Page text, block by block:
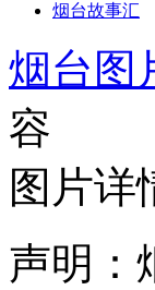
烟台故事汇
烟台图
容
图片详
声明：